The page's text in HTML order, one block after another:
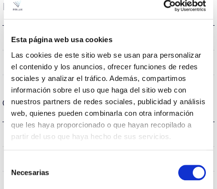
Esta página web usa cookies
Las cookies de este sitio web se usan para personalizar
el contenido y los anuncios, ofrecer funciones de redes
sociales y analizar el tráfico. Además, compartimos
información sobre el uso que haga del sitio web con
nuestros partners de redes sociales, publicidad y análisis
web, quienes pueden combinarla con otra información
que les haya proporcionado o que hayan recopilado a
partir del uso que haya hecho de sus servicios.
Necesarias
Datos ópticos
Temperatura de color
CRI Índice de repr. cromática
Carcasa y Acabado
IK Protección contra impactos IK04